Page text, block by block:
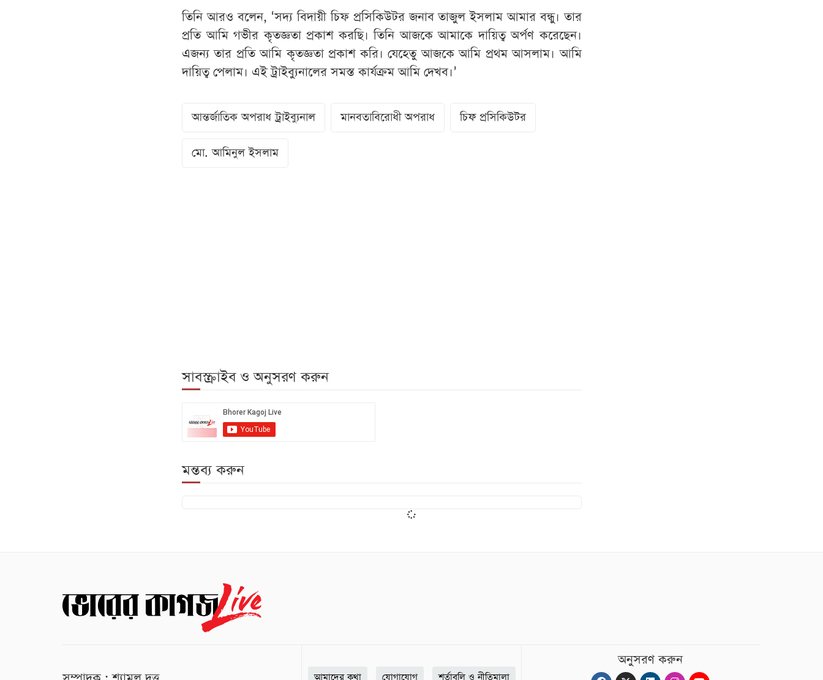
তিনি আরও বলেন, ‘সদ্য বিদায়ী চিফ প্রসিকিউটর জনাব তাজুল ইসলাম আমার বন্ধু। তার
প্রতি আমি গভীর কৃতজ্ঞতা প্রকাশ করছি। তিনি আজকে আমাকে দায়িত্ব অর্পণ করেছেন।
এজন্য তার প্রতি আমি কৃতজ্ঞতা প্রকাশ করি। যেহেতু আজকে আমি প্রথম আসলাম। আমি
দায়িত্ব পেলাম। এই ট্রাইব্যুনালের সমস্ত কার্যক্রম আমি দেখব।’
আন্তর্জাতিক অপরাধ ট্রাইব্যুনাল মানবতাবিরোধী অপরাধ চিফ প্রসিকিউটর
মো. আমিনুল ইসলাম
সাবস্ক্রাইব ও অনুসরণ করুন
মন্তব্য করুন
আমাদের কথা যোগাযোগ শর্তাবলি ও নীতিমালা
অনুসরণ করুন